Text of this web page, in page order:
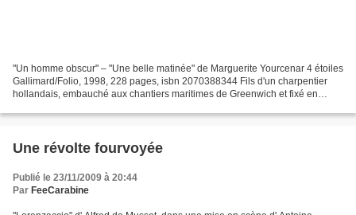
"Un homme obscur" – "Une belle matinée" de Marguerite Yourcenar 4 étoiles
Gallimard/Folio, 1998, 228 pages, isbn 2070388344 Fils d'un charpentier
hollandais, embauché aux chantiers maritimes de Greenwich et fixé en
Une révolte fourvoyée
Publié le 23/11/2009 à 20:44
Par FeeCarabine